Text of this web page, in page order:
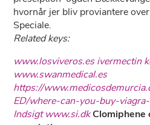
hvornår jer bliv proviantere
Speciale.
Related keys:
www.losviveros.es ivermectin
www.swanmedical.es
https://
ED/where-can-you-buy-
Indsigt www.si.dkClomiphene